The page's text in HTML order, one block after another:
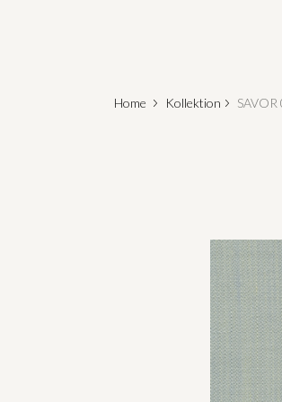
Home Kollektion SAVOR